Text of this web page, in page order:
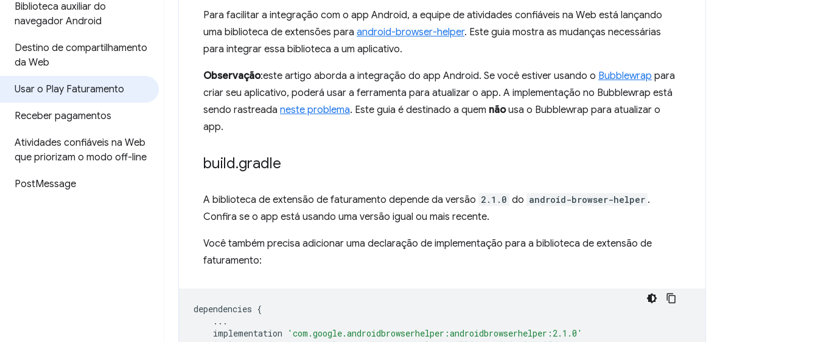
Biblioteca auxiliar do
navegador Android
Destino de compartilhamento
da Web
Usar o Play Faturamento
Receber pagamentos
Atividades confiáveis na Web
que priorizam o modo off-line
PostMessage
Para facilitar a integração com o app Android, a equipe de atividades confiáveis na Web está lançando
uma biblioteca de extensões para android-browser-helper. Este guia mostra as mudanças necessárias
para integrar essa biblioteca a um aplicativo.
Observação:este artigo aborda a integração do app Android. Se você estiver usando o Bubblewrap para
criar seu aplicativo, poderá usar a ferramenta para atualizar o app. A implementação no Bubblewrap está
sendo rastreada neste problema. Este guia é destinado a quem nãousa o Bubblewrap para atualizar o
app.
build.gradle
A biblioteca de extensão de faturamento depende da versão 2.1.0 do android-browser-helper .
Confira se o app está usando uma versão igual ou mais recente.
Você também precisa adicionar uma declaração de implementação para a biblioteca de extensão de
faturamento:
dependencies {
...
implementation
'com.google.androidbrowserhelper:androidbrowserhelper:2.1.0'